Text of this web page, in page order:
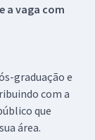
a vaga com
graduação e
com a
que
área.